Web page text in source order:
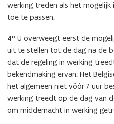
werking treden als het
toe te passen.
4° U overweegt eerst de
uit te stellen tot de dag na de
dat de regeling in werking
bekendmaking ervan. Het
het algemeen niet vóór 7 uur
werking treedt op de dag van
om middernacht in werking